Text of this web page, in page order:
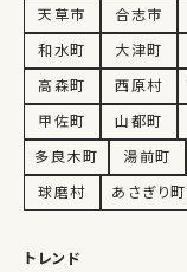
天草市
合志市
和水町
大津町
高森町
西原村
甲佐町
山都町
多良木町
湯前町
球磨村
あさぎり町
トレンド